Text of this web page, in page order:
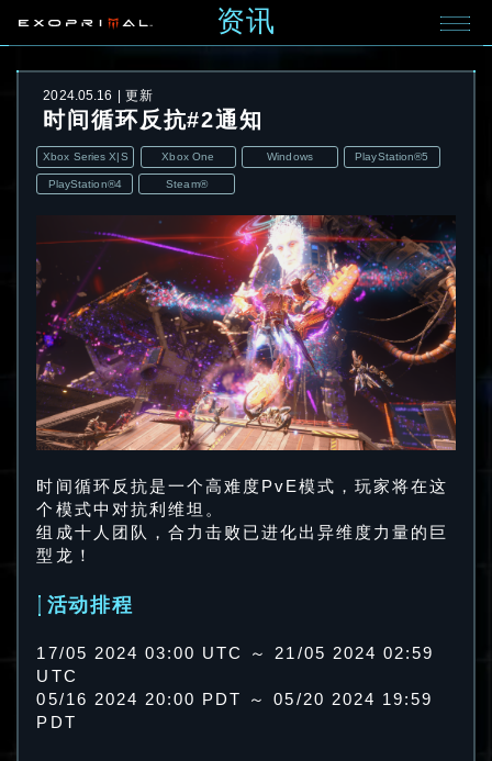
资讯
2024.05.16 更新
时间循环反抗#2通知
Xbox Series X|S Xbox One Windows PlayStation®5
PlayStation®4 Steam®
时间循环反抗是一个高难度PvE模式，玩家将在这
个模式中对抗利维坦。
组成十人团队，合力击败已进化出异维度力量的巨
型龙！
活动排程
17/05 2024 03:00 UTC ～ 21/05 2024 02:59
UTC
05/16 2024 20:00 PDT ～ 05/20 2024 19:59
PDT